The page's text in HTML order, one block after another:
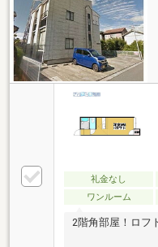
礼金なし
ワンルーム
2階角部屋！ロフ